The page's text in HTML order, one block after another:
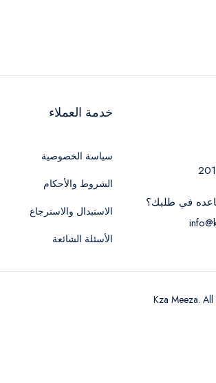
في طلبك؟
خدمة العملاء
سياسة الخصوصية
الشروط والأحكام
الاستبدال والاسترجاع
الأسئلة الشائعة